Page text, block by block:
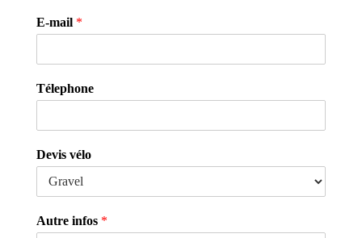
E-mail *
Télephone
Devis vélo
Autre infos *